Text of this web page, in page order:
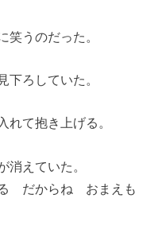
うのだった。
下ろしていた。
れて抱き上げる。
消えていた。
る だからね おまえも